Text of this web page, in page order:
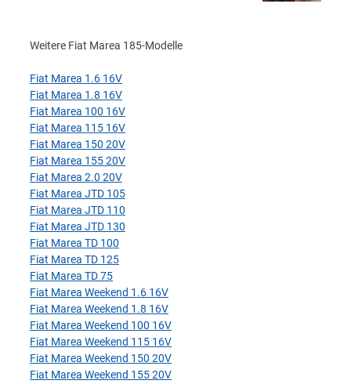
Weitere Fiat Marea 185-Modelle
Fiat Marea 1.6 16V
Fiat Marea 1.8 16V
Fiat Marea 100 16V
Fiat Marea 115 16V
Fiat Marea 150 20V
Fiat Marea 155 20V
Fiat Marea 2.0 20V
Fiat Marea JTD 105
Fiat Marea JTD 110
Fiat Marea JTD 130
Fiat Marea TD 100
Fiat Marea TD 125
Fiat Marea TD 75
Fiat Marea Weekend 1.6 16V
Fiat Marea Weekend 1.8 16V
Fiat Marea Weekend 100 16V
Fiat Marea Weekend 115 16V
Fiat Marea Weekend 150 20V
Fiat Marea Weekend 155 20V